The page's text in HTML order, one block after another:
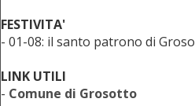
FESTIVITA'
- 01-08: il santo patrono di
LINK UTILI
- Comune di Grosotto